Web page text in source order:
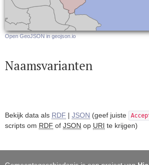
Open GeoJSON in geojson.io
Naamsvarianten
Bekijk data als RDF | JSON (geef juiste
scripts om RDF of JSON op URI te krijgen)